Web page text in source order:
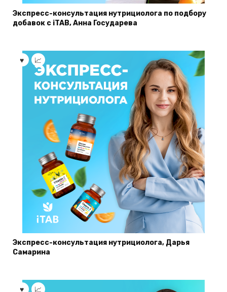
Экспресс-консультация нутрициолога по подбору
добавок с iTAB, Анна Государева
Экспресс-консультация нутрициолога, Дарья
Самарина